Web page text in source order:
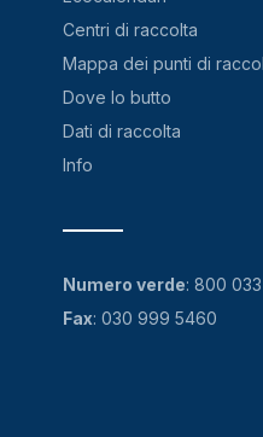
Centri di raccolta
Mappa dei punti di
Dove lo butto
Dati di raccolta
Info
Numero verde: 800
Fax: 030 999 5460